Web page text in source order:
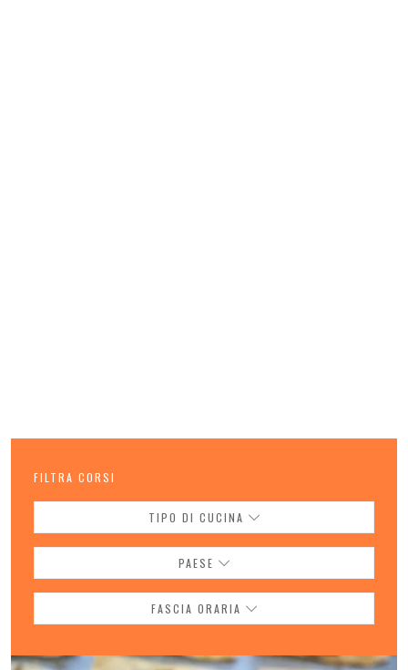
FILTRA CORSI
TIPO DI CUCINA
PAESE
FASCIA ORARIA